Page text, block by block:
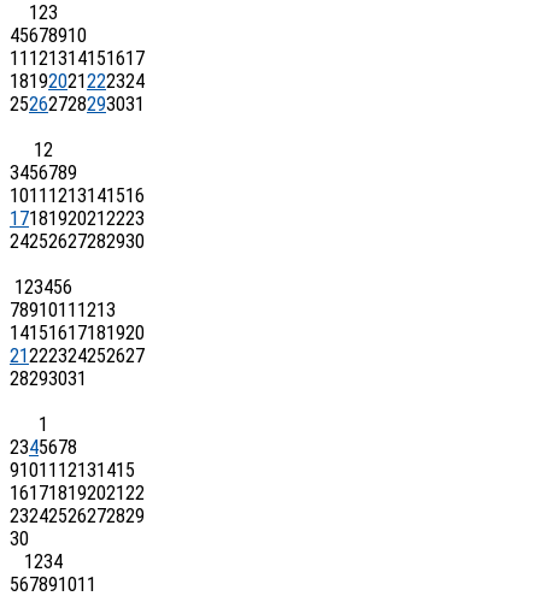
123
45678910
11 121314151617
18192021222324
25262728293031
12
3456789
1011 1213141516
17181920212223
24252627282930
123456
7891011 1213
14151617181920
21222324252627
28293031
1
2345678
91011 12131415
16171819202122
23242526272829
30
1234
567891011